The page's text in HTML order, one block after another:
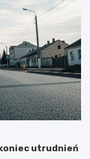
utrudnień